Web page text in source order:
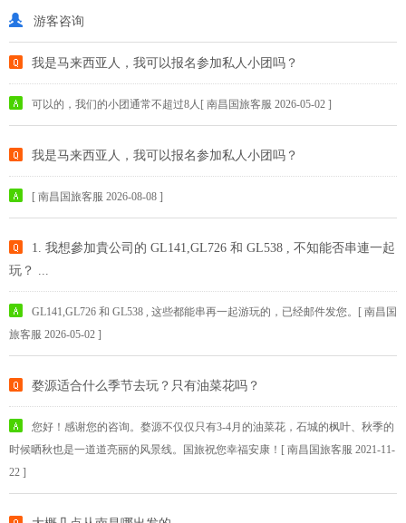
游客咨询
我是马来西亚人，我可以报名参加私人小团吗？
可以的，我们的小团通常不超过8人[ 南昌国旅客服 2026-05-02 ]
我是马来西亚人，我可以报名参加私人小团吗？
[ 南昌国旅客服 2026-08-08 ]
1. 我想參加貴公司的 GL141,GL726 和 GL538 , 不知能否串連一起
玩？ ...
GL141,GL726 和 GL538 , 这些都能串再一起游玩的，已经邮件发您。[ 南昌国
旅客服 2026-05-02 ]
婺源适合什么季节去玩？只有油菜花吗？
您好！感谢您的咨询。婺源不仅仅只有3-4月的油菜花，石城的枫叶、秋季的
时候晒秋也是一道道亮丽的风景线。国旅祝您幸福安康！[ 南昌国旅客服 2021-11-
22 ]